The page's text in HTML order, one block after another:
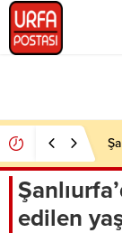
edilen